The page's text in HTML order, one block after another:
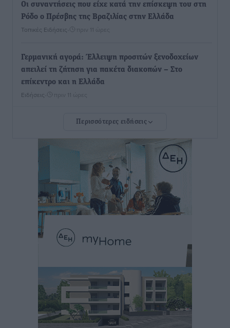
Οι συναντήσεις που είχε κατά την επίσκεψη του στη
Ρόδο ο Πρέσβης της Βραζιλίας στην Ελλάδα
Τοπικές Ειδήσεις πριν 11 ώρες
Γερμανική αγορά: Έλλειψη προσιτών ξενοδοχείων
απειλεί τη ζήτηση για πακέτα διακοπών – Στο
επίκεντρο και η Ελλάδα
Ειδήσεις πριν 11 ώρες
Νέο ξενοδοχείο στη Ρόδο για την H Hotels –
στην Κω
Τοπικές Ειδήσεις πριν 11 ώρες
Αυτοκίνητο μπήκε παράνομα σε μονόδρομο στο
Μαστιχάρι – Αναποδογύρισε όχημα με μητέρα και
5χρονο παιδί
Τοπικές Ειδήσεις
“Η Ευρώπη αντιμετώπιζε το προσφυγικό σαν ταινία
τρόμου” – Η συγκλονιστική μαρτυρία της Χαρούλας
Γιασιράνη στον RV για τα γεγονότα που οδήγησαν στο
Σύμφωνο της Λέρου
Τοπικές Ειδήσεις• πριν 11 ώρες
Περισσότερες ειδήσεις